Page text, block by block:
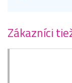
Zákazníci